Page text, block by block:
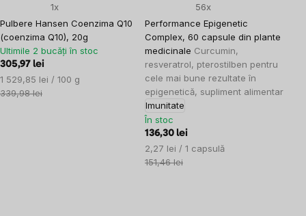
Pulbere Hansen Coenzima Q10
(coenzima Q10), 20g
1x
Ultimile 2 bucăți în stoc
305,97 lei
Evaluare
preţ:
1 529,85 lei / 100 g
339,98 lei
Performance Epigenetic
Complex, 60 capsule din plante
medicinale Curcumin,
resveratrol, pterostilben pentru
cele mai bune rezultate în
epigenetică, supliment alimentar
Imunitate
56x
În stoc
136,30 lei
Evaluare
preţ:
2,27 lei / 1 capsulă
151,46 lei